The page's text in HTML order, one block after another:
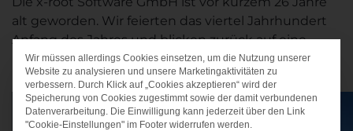
alt geworden. Wir feierten das viertel Jahrhundert
Anfang des Jahres und blicken zurück auf eine
beeindruckende Erfolgsgeschichte.
Datenschutz-
Wir müssen allerdings Cookies einsetzen, um die Nutzung unserer
Website zu analysieren und unsere Marketingaktivitäten zu
verbessern. Durch Klick auf „Cookies akzeptieren“ wird der
Speicherung von Cookies zugestimmt sowie der damit verbundenen
Datenverarbeitung. Die Einwilligung kann jederzeit über den Link
"Cookie-Einstellungen" im Footer widerrufen werden.